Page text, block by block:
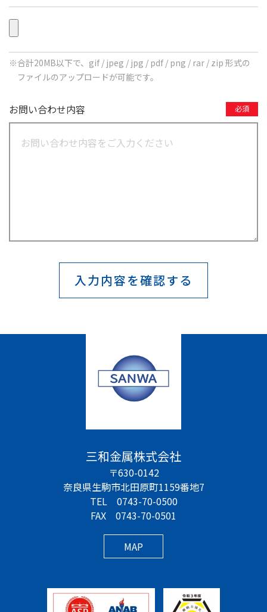
合計20MB以下で、gif / jpeg / jpg / pdf / png / rar / zip 形式の
ファイルのアップロードが可能です。
お問い合わせ内容 必須
三和金属株式会社
〒630-0142
奈良県生駒市北田原町1159番地7
TEL 0743-70-0500
FAX 0743-70-0501
MAP